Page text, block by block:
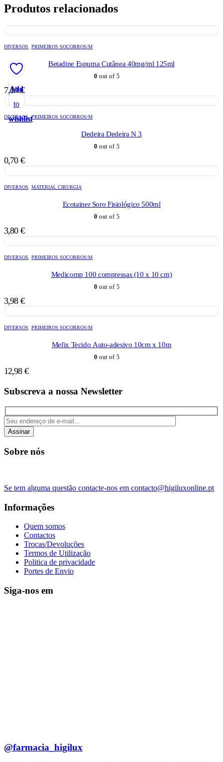
Produtos relacionados
Add
to
wishlist
DIVERSOS, PRIMEIROS SOCORROS/M
Betadine Espuma Cutânea 40mg/ml 125ml
0 out of 5
7,10€
Add
to
wishlist
DIVERSOS,PRIMEIROS SOCORROS/M
Dedeira Dedeira N 3
0 out of 5
0,70 €
Add
to
wishlist
DIVERSOS, MATERIAL CIRURGIA
Ecotainer Soro Fisiológico 500ml
0 out of 5
3,80 €
Add
to
wishlist
DIVERSOS, PRIMEIROS SOCORROS/M
Medicomp 100 compressas (10 x 10 cm)
0 out of 5
3,98 €
Add
to
wishlist
DIVERSOS, PRIMEIROS SOCORROS/M
Mefix Tecido Auto-adesivo 10cm x 10m
0 out of 5
12,98 €
Subscreva a nossa Newsletter
Assinar
Sobre nós
Se tem alguma questão contacte-nos em contacto@higiluxonline.pt
Informações
Quem somos
Contactos
Trocas/Devoluções
Termos de Utilização
Politica de privacidade
Portes de Envio
Siga-nos em
@farmacia_higilux